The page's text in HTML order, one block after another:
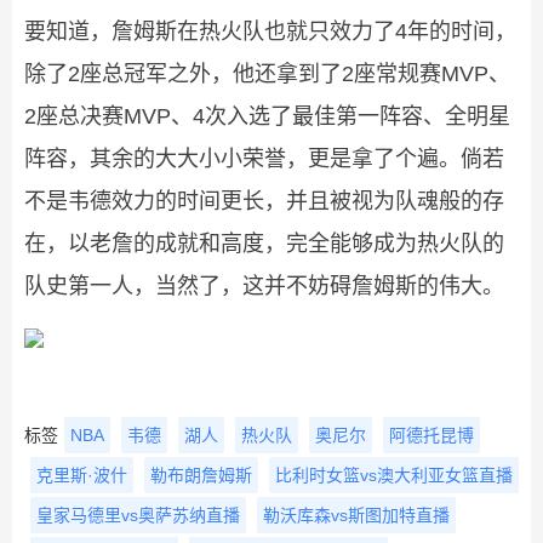
要知道，詹姆斯在热火队也就只效力了4年的时间，
除了2座总冠军之外，他还拿到了2座常规赛MVP、
2座总决赛MVP、4次入选了最佳第一阵容、全明星
阵容，其余的大大小小荣誉，更是拿了个遍。倘若
不是韦德效力的时间更长，并且被视为队魂般的存
在，以老詹的成就和高度，完全能够成为热火队的
队史第一人，当然了，这并不妨碍詹姆斯的伟大。
标签 NBA 韦德 湖人 热火队 奥尼尔 阿德托昆博
克里斯·波什 勒布朗詹姆斯 比利时女篮vs澳大利亚女篮直播
皇家马德里vs奥萨苏纳直播 勒沃库森vs斯图加特直播